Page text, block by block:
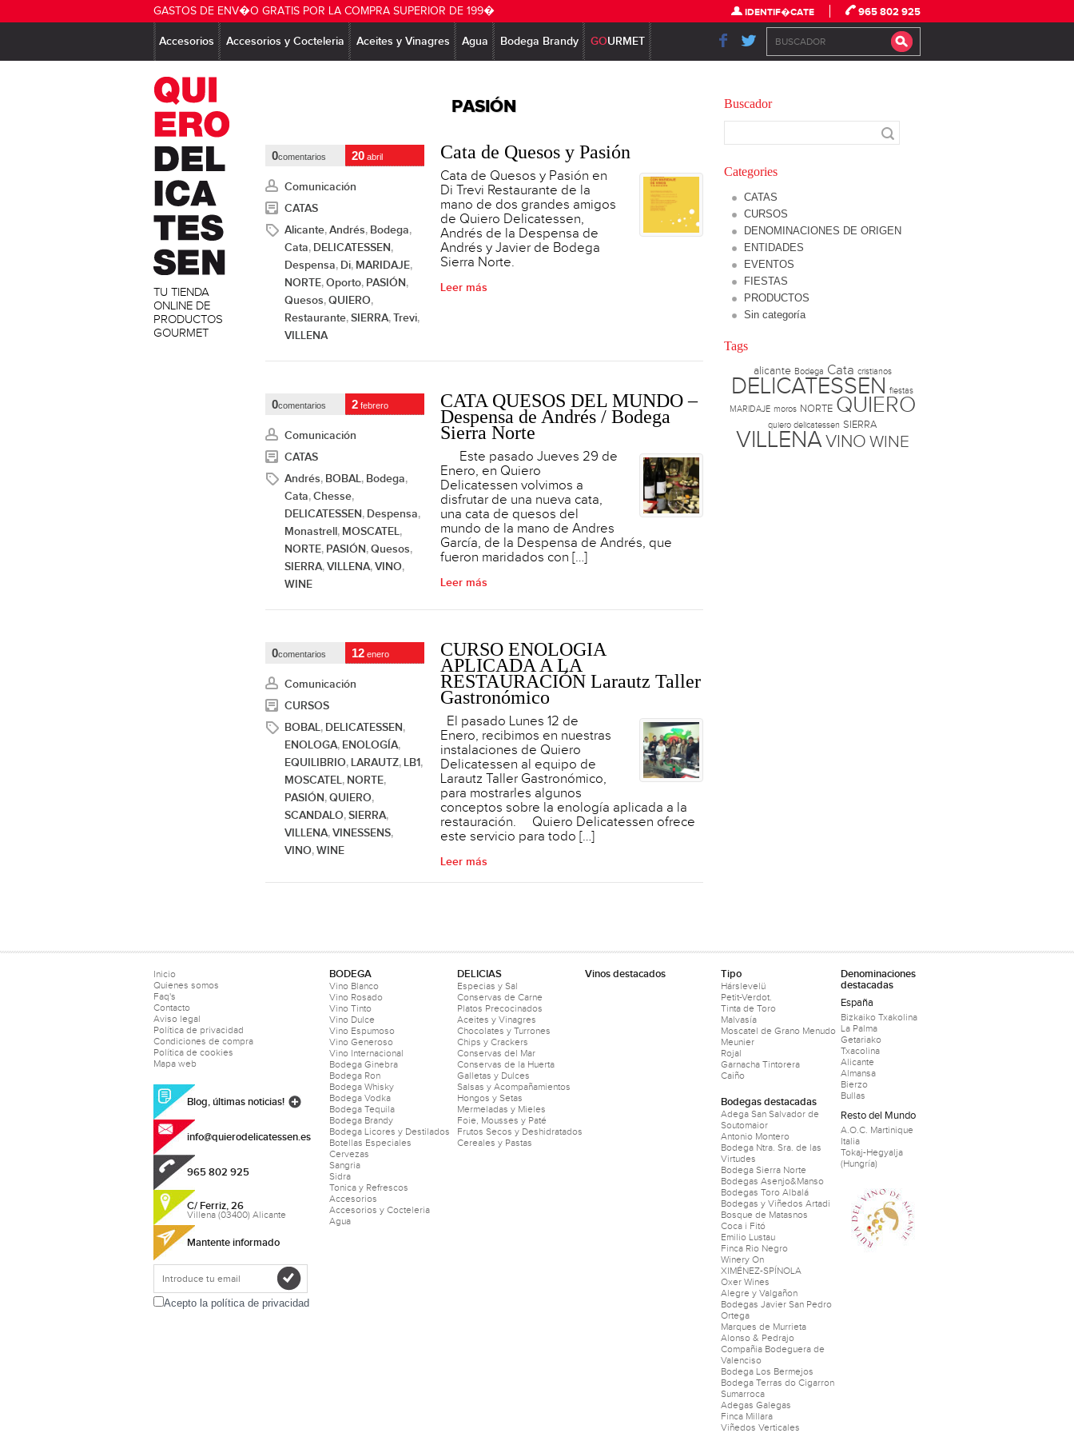
965 802 925
IDENTIF�CATE
GASTOS DE ENV�O GRATIS POR LA COMPRA SUPERIOR DE 199�
Accesorios Accesorios y Cocteleria Aceites y Vinagres Agua Bodega Brandy GOURMET
TU TIENDA
ONLINE DE
PRODUCTOS
GOURMET
PASIÓN
0comentarios 20abril
Comunicación
CATAS
Alicante, Andrés, Bodega,
Cata, DELICATESSEN,
Despensa, Di, MARIDAJE,
NORTE, Oporto, PASIÓN,
Quesos, QUIERO,
Restaurante, SIERRA, Trevi,
VILLENA
Cata de Quesos y Pasión
Cata de Quesos y Pasión en
Di Trevi Restaurante de la
mano de dos grandes amigos
de Quiero Delicatessen,
Andrés de la Despensa de
Andrés y Javier de Bodega
Sierra Norte.
Leer más
0comentarios 2febrero
Comunicación
CATAS
Andrés, BOBAL, Bodega,
Cata, Chesse,
DELICATESSEN, Despensa,
Monastrell, MOSCATEL,
NORTE, PASIÓN, Quesos,
SIERRA, VILLENA, VINO,
WINE
CATA QUESOS DEL MUNDO –
Despensa de Andrés / Bodega
Sierra Norte
Este pasado Jueves 29 de
Enero, en Quiero
Delicatessen volvimos a
disfrutar de una nueva cata,
una cata de quesos del
mundo de la mano de Andres
García, de la Despensa de Andrés, que
fueron maridados con […]
Leer más
0comentarios 12enero
Comunicación
CURSOS
BOBAL, DELICATESSEN,
ENOLOGA, ENOLOGÍA,
EQUILIBRIO, LARAUTZ, LB1,
MOSCATEL, NORTE,
PASIÓN, QUIERO,
SCANDALO, SIERRA,
VILLENA, VINESSENS,
VINO, WINE
CURSO ENOLOGÍA
APLICADA A LA
RESTAURACIÓN Larautz Taller
Gastronómico
El pasado Lunes 12 de
Enero, recibimos en nuestras
instalaciones de Quiero
Delicatessen al equipo de
Larautz Taller Gastronómico,
para mostrarles algunos
conceptos sobre la enología aplicada a la
restauración. Quiero Delicatessen ofrece
este servicio para todo […]
Leer más
Buscador
Categories
CATAS
CURSOS
DENOMINACIONES DE ORIGEN
ENTIDADES
EVENTOS
FIESTAS
PRODUCTOS
Sin categoría
Tags
alicante Bodega Cata cristianos
DELICATESSEN fiestas
MARIDAJE moros NORTE QUIERO
quiero delicatessen SIERRA
VILLENAVINO WINE
Inicio
Quienes somos
Faq's
Contacto
Aviso legal
Política de privacidad
Condiciones de compra
Política de cookies
Mapa web
Blog, últimas noticias!
info@quierodelicatessen.es
965 802 925
C/ Ferriz, 26
Villena (03400) Alicante
Mantente informado
Acepto la política de privacidad
BODEGA
Vino Blanco
Vino Rosado
Vino Tinto
Vino Dulce
Vino Espumoso
Vino Generoso
Vino Internacional
Bodega Ginebra
Bodega Ron
Bodega Whisky
Bodega Vodka
Bodega Tequila
Bodega Brandy
Bodega Licores y Destilados
Botellas Especiales
Cervezas
Sangria
Sidra
Tonica y Refrescos
Accesorios
Accesorios y Cocteleria
Agua
DELICIAS
Especias y Sal
Conservas de Carne
Platos Precocinados
Aceites y Vinagres
Chocolates y Turrones
Chips y Crackers
Conservas del Mar
Conservas de la Huerta
Galletas y Dulces
Salsas y Acompañamientos
Hongos y Setas
Mermeladas y Mieles
Foie, Mousses y Paté
Frutos Secos y Deshidratados
Cereales y Pastas
Vinos destacados Tipo
Hárslevelü
Petit-Verdot.
Tinta de Toro
Malvasía
Moscatel de Grano Menudo
Meunier
Rojal
Garnacha Tintorera
Caiño
Bodegas destacadas
Adega San Salvador de
Soutomaior
Antonio Montero
Bodega Ntra. Sra. de las
Virtudes
Bodega Sierra Norte
Bodegas Asenjo&Manso
Bodegas Toro Albalá
Bodegas y Viñedos Artadi
Bosque de Matasnos
Coca i Fitó
Emilio Lustau
Finca Rio Negro
Winery On
XIMÉNEZ-SPÍNOLA
Oxer Wines
Alegre y Valgañon
Bodegas Javier San Pedro
Ortega
Marques de Murrieta
Alonso & Pedrajo
Compañia Bodeguera de
Valenciso
Bodega Los Bermejos
Bodega Terras do Cigarron
Sumarroca
Adegas Galegas
Finca Millara
Viñedos Verticales
Denominaciones
destacadas
España
Bizkaiko Txakolina
La Palma
Getariako
Txacolina
Alicante
Almansa
Bierzo
Bullas
Resto del Mundo
A.O.C. Martinique
Italia
Tokaj-Hegyalja
(Hungría)